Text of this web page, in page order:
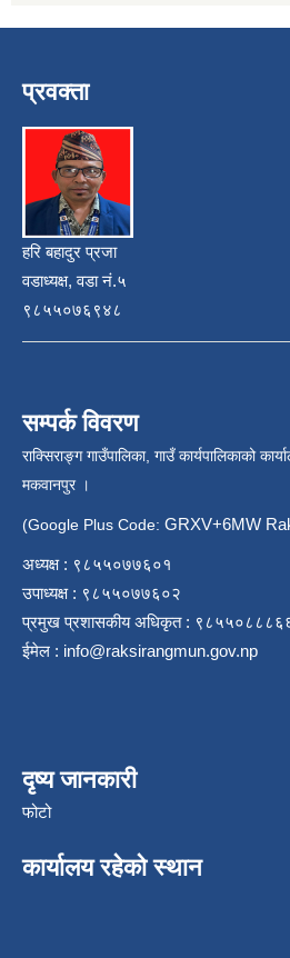
प्रवक्ता
हरि बहादुर प्रजा
वडाध्यक्ष, वडा नं.५
९८५५०७६९४८
सम्पर्क विवरण
राक्सिराङ्ग गाउँपालिका, गाउँ कार्यपालिकाको
मकवानपुर ।
(Google Plus Code: GRXV+6MW
अध्यक्ष : ९८५५०७७६०१
उपाध्यक्ष : ९८५५०७७६०२
प्रमुख प्रशासकीय अधिकृत :
ईमेल : info@raksirangmun.gov.np
दृष्य जानकारी
फोटो
कार्यालय रहेको स्थान